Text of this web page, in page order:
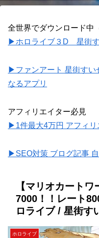
全世界でダウンロード中
▶ホロライブ３D 星街す
▶ファンアート 星街す
なるアプリ
アフィリエイター必見
▶1件最大4万円 アフィリ
▶SEO対策 ブログ記事
【マリオカート
7000！！レート
ロライブ / 星街す
ホロライブ